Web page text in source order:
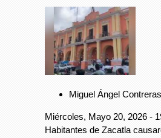
Miguel Ángel
Miércoles, Mayo 20, 2026 -
Habitantes de Zacatla